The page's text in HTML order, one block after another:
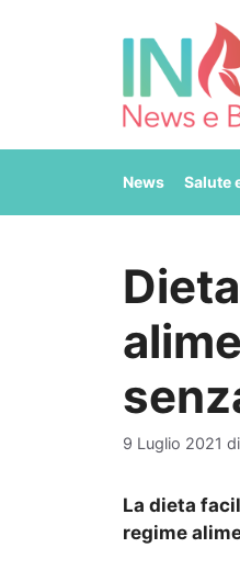
News Salute
9 Luglio 2021 di
La dieta
regime